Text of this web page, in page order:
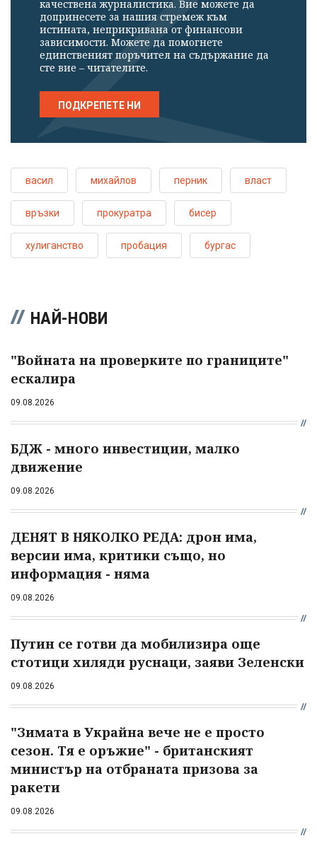
качествена журналистика. Вие можете да
допринесете за нашия стремеж към
истината, неприкривана от финансови
зависимости. Можете да помогнете
единственият поръчител на съдържание да
сте вие – читателите.
ПОДКРЕПЕТЕ НИ
васил михайлов перник власт
връзки прокуратра бисер
хулиганство пробация бургас
НАЙ-НОВИ
"Войната на проверките по границите"
ескалира
09.08.2026
БДЖ - много инвестиции, малко
движение
09.08.2026
ДЕНЯТ В НЯКОЛКО РЕДА: дрон има,
версии има, критики също, но
информация - няма
09.08.2026
Путин се готви да мобилизира още
стотици хиляди руснаци, заяви Зеленски
09.08.2026
"Зимата в Украйна вече не е просто
сезон. Тя е оръжие" - британският
министър на отбраната призова за
ракети
09.08.2026